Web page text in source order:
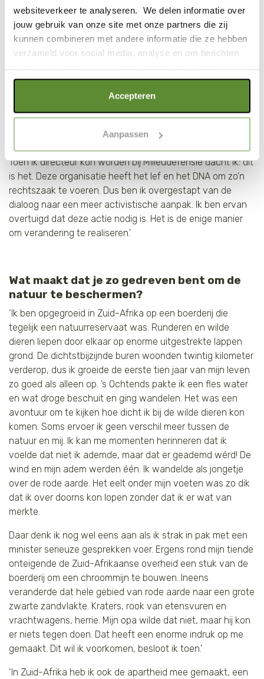
websiteverkeer te analyseren. We delen informatie over
jouw gebruik van onze site met onze partners die zij
kunnen combineren met andere informatie die ze hebben
verzameld voor social media, analyse en om berichten
Als je op "Alle cookies accepteren" klikt, ga je akkoord
met een optimaal gebruik van de website. Als je niet alle
"selectie toestaan" of "alleen noodzakelijke cookies", wat
wel gevolgen kan hebben voor de gebruiksvriendelijkheid
van de website. Voor meer inzage in de cookies klik dan
op "Cookie instellingen". Lees voor meer informatie
onzeCookie Policy .
Accepteren
Aanpassen
tranen uit. We hadden er als wereldgemeenschap jaren
naartoe gewerkt en we faalden.
Ik ging toen nadenken: waar is het fout gegaan? Tijdens
de uitzonderingspositie van regulering van multinationals
lag. De volgende stap was: hoe doe je er wat aan? Het viel
me op dat vrijwel niemand bereid was om de grote
de machtigste bedrijven ter wereld.
Toen ik directeur kon worden bij Milieudefensie dacht ik: dit
is het. Deze organisatie heeft het lef en het DNA om zo’n
rechtszaak te voeren. Dus ben ik overgestapt van de
dialoog naar een meer activistische aanpak. Ik ben ervan
overtuigd dat deze actie nodig is. Het is de enige manier
om verandering te realiseren.'
Wat maakt dat je zo gedreven bent om de
natuur te beschermen?
‘Ik ben opgegroeid in Zuid-Afrika op een boerderij die
tegelijk een natuurreservaat was. Runderen en wilde
dieren liepen door elkaar op enorme uitgestrekte lappen
grond. De dichtstbijzijnde buren woonden twintig kilometer
verderop, dus ik groeide de eerste tien jaar van mijn leven
zo goed als alleen op. ’s Ochtends pakte ik een fles water
en wat droge beschuit en ging wandelen. Het was een
avontuur om te kijken hoe dicht ik bij de wilde dieren kon
komen. Soms ervoer ik geen verschil meer tussen de
natuur en mij. Ik kan me momenten herinneren dat ik
voelde dat niet ik ademde, maar dat er geademd wérd! De
wind en mijn adem werden één. Ik wandelde als jongetje
over de rode aarde. Het eelt onder mijn voeten was zo dik
dat ik over doorns kon lopen zonder dat ik er wat van
merkte.
Daar denk ik nog wel eens aan als ik strak in pak met een
minister serieuze gesprekken voer. Ergens rond mijn tiende
onteigende de Zuid-Afrikaanse overheid een stuk van de
boerderij om een chroommijn te bouwen. Ineens
veranderde dat hele gebied van rode aarde naar een grote
zwarte zandvlakte. Kraters, rook van etensvuren en
vrachtwagens, herrie. Mijn opa wilde dat niet, maar hij kon
er niets tegen doen. Dat heeft een enorme indruk op me
gemaakt. Dit wil ik voorkomen, besloot ik toen.’
‘In Zuid-Afrika heb ik ook de apartheid mee gemaakt, een